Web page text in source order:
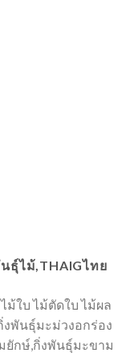
ธุ์ไม้,THAIGไทย
ใบ ไม้ตัดใบ ไม้ผล
พันธุ์มะม่วงอกร่อง
กษ์,กิ่งพันธุ์มะขาม